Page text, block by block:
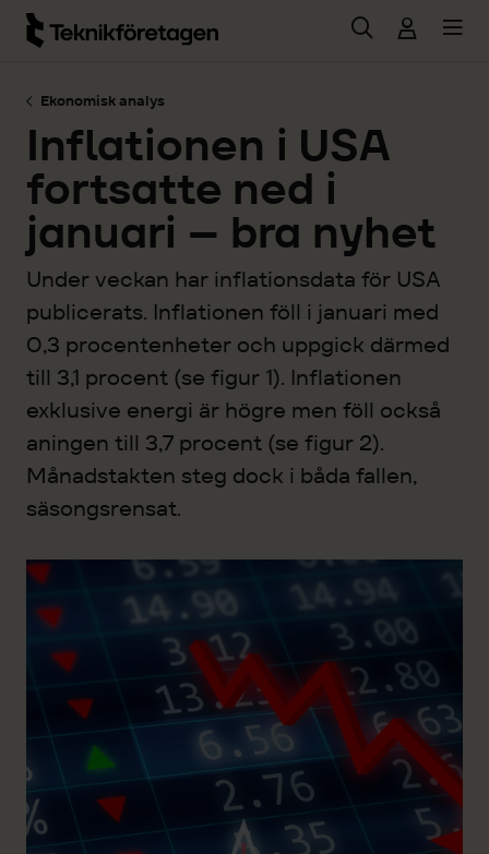
Hoppa till huvudinnehåll
Ekonomisk analys
Inflationen i USA
fortsatte ned i
januari – bra nyhet
Under veckan har inflationsdata för USA
publicerats. Inflationen föll i januari med
0,3 procentenheter och uppgick därmed
till 3,1 procent (se figur 1). Inflationen
exklusive energi är högre men föll också
aningen till 3,7 procent (se figur 2).
Månadstakten steg dock i båda fallen,
säsongsrensat.